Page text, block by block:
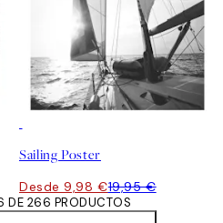
Sailing Poster
Desde 9,98 €19,95 €
DE 266 PRODUCTOS